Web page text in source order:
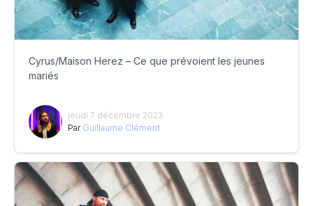
Cyrus/Maison Herez – Ce que prévoient les jeunes
mariés
jeudi 7 décembre 2023
Par Guillaume Clément